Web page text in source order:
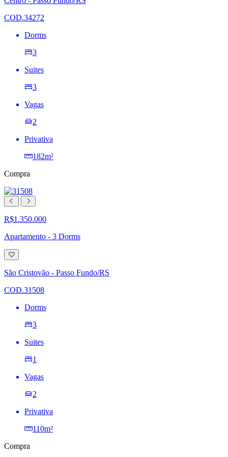
de
COD.34272
Dorms
3
Suites
3
Vagas
2
Privativa
182m²
Compra
R$1.350.000
Apartamento - 3 Dorms
Adicionar
à
lista
de
São Cristovão - Passo Fundo/RS
COD.31508
Dorms
3
Suites
1
Vagas
2
Privativa
110m²
Compra